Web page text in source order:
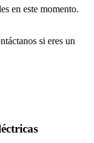
en este momento.
si eres un